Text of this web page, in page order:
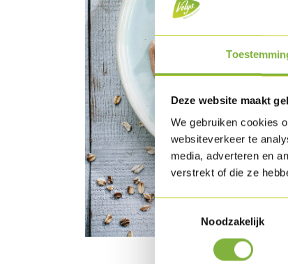
Deze website maakt
We gebruiken cookies
websiteverkeer te
media, adverteren en
verstrekt of die ze
Toestemmingsselectie
Noodzakelijk